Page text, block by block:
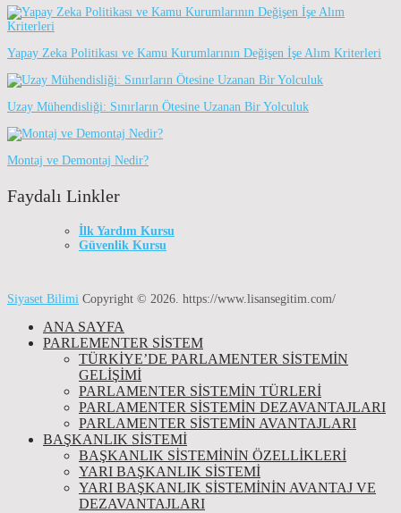
Yapay Zeka Politikası ve Kamu Kurumlarının Değişen İşe Alım Kriterleri
Uzay Mühendisliği: Sınırların Ötesine Uzanan Bir Yolculuk
Montaj ve Demontaj Nedir?
Faydalı Linkler
İlk Yardım Kursu
Güvenlik Kursu
Siyaset Bilimi Copyright © 2026. https://www.lisansegitim.com/
ANA SAYFA
PARLEMENTER SİSTEM
TÜRKIYE’DE PARLAMENTER SISTEMIN
GELIŞIMI
PARLAMENTER SİSTEMİN TÜRLERİ
PARLAMENTER SİSTEMİN DEZAVANTAJLARI
PARLAMENTER SİSTEMİN AVANTAJLARI
BAŞKANLIK SİSTEMİ
BAŞKANLIK SISTEMININ ÖZELLIKLERI
YARI BAŞKANLIK SISTEMI
YARI BAŞKANLIK SISTEMININ AVANTAJ VE
DEZAVANTAJLARI